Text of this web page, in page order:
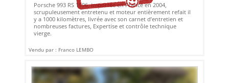
Porsche 993 RS 1996, importée en France en 2004,
scrupuleusement entretenu et moteur entièrement refait il
y a 1000 kilomètres, livrée avec son carnet d’entretien et
nombreuses factures, Expertise et contrôle technique
vierge.
Vendu par : Franco LEMBO